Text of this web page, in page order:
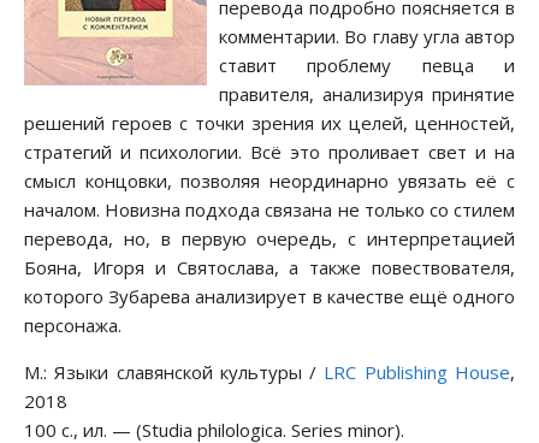
перевода подробно поясняется в
комментарии. Во главу угла автор
ставит проблему певца и
правителя, анализируя принятие
решений героев с точки зрения их целей, ценностей,
стратегий и психологии. Всё это проливает свет и на
смысл концовки, позволяя неординарно увязать её с
началом. Новизна подхода связана не только со стилем
перевода, но, в первую очередь, с интерпретацией
Бояна, Игоря и Святослава, а также повествователя,
которого Зубарева анализирует в качестве ещё одного
персонажа.
М.: Языки славянской культуры / LRC Publishing House,
2018
100 c., ил. — (Studia philologiсa. Series minor).